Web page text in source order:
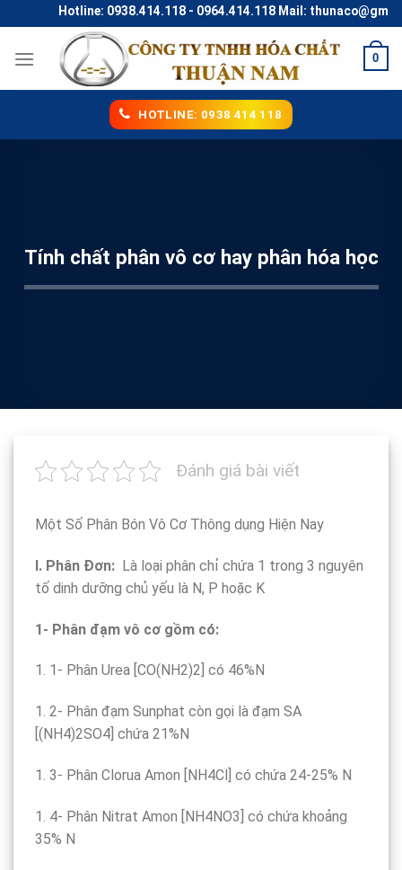
to
content
Hotline: 0938.414.118 - 0964.414.118 Mail:
0
HOTLINE: 0938 414 118
Tính chất phân vô cơ hay phân hóa học
Đánh giá bài viết
Một Số Phân Bón Vô Cơ Thông dụng Hiện Nay
I. Phân Đơn: Là loại phân chỉ chứa 1 trong 3 nguyên
tố dinh dưỡng chủ yếu là N, P hoặc K
1- Phân đạm vô cơ gồm có:
1. 1- Phân Urea [CO(NH2)2] có 46%N
1. 2- Phân đạm Sunphat còn gọi là đạm SA
[(NH4)2SO4] chứa 21%N
1. 3- Phân Clorua Amon [NH4Cl] có chứa 24-25% N
1. 4- Phân Nitrat Amon [NH4NO3] có chứa khoảng
35% N